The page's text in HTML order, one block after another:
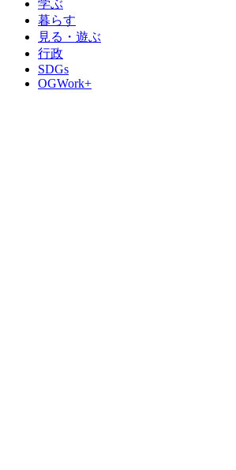
学ぶ
暮らす
見る・遊ぶ
行政
SDGs
OGWork+